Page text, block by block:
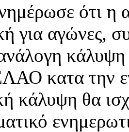
ότι η
για αγώνες,
κατα την
κάλυψη θα